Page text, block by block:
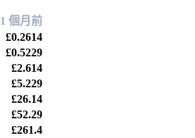
1 個月前
£0.2614
£0.5229
£2.614
£5.229
£26.14
£52.29
£261.4